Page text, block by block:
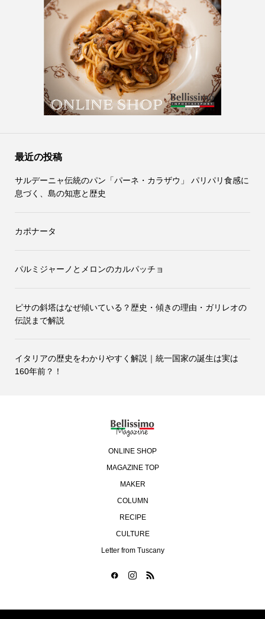
最近の投稿
サルデーニャ伝統のパン「パーネ・カラザウ」 パリパリ食感に
息づく、島の知恵と歴史
カポナータ
パルミジャーノとメロンのカルパッチョ
ピサの斜塔はなぜ傾いている？歴史・傾きの理由・ガリレオの
伝説まで解説
イタリアの歴史をわかりやすく解説｜統一国家の誕生は実は
160年前？！
ONLINE SHOP
MAGAZINE TOP
MAKER
COLUMN
RECIPE
CULTURE
Letter from Tuscany